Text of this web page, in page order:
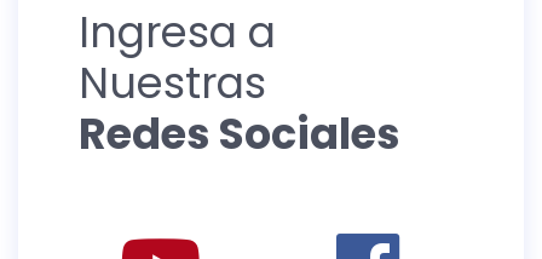
Ingresa a
Nuestras
Redes Sociales